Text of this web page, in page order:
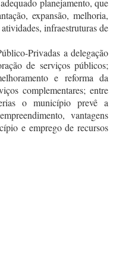
planejamento, que
expansão, melhoria,
infraestruturas de
Privadas a delegação
de serviços públicos;
e reforma da
complementares; entre
o município prevê a
vantagens
e emprego de recursos